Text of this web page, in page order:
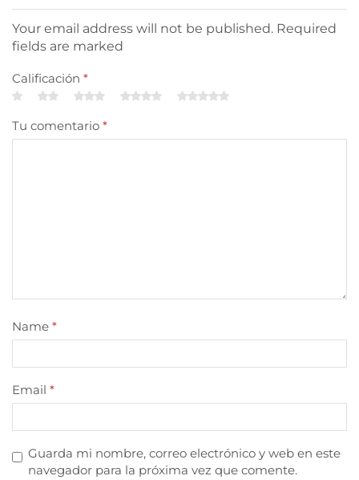
Your email address will not be published. Required
fields are marked
Calificación *
Tu comentario *
Name *
Email *
Guarda mi nombre, correo electrónico y web en este
navegador para la próxima vez que comente.